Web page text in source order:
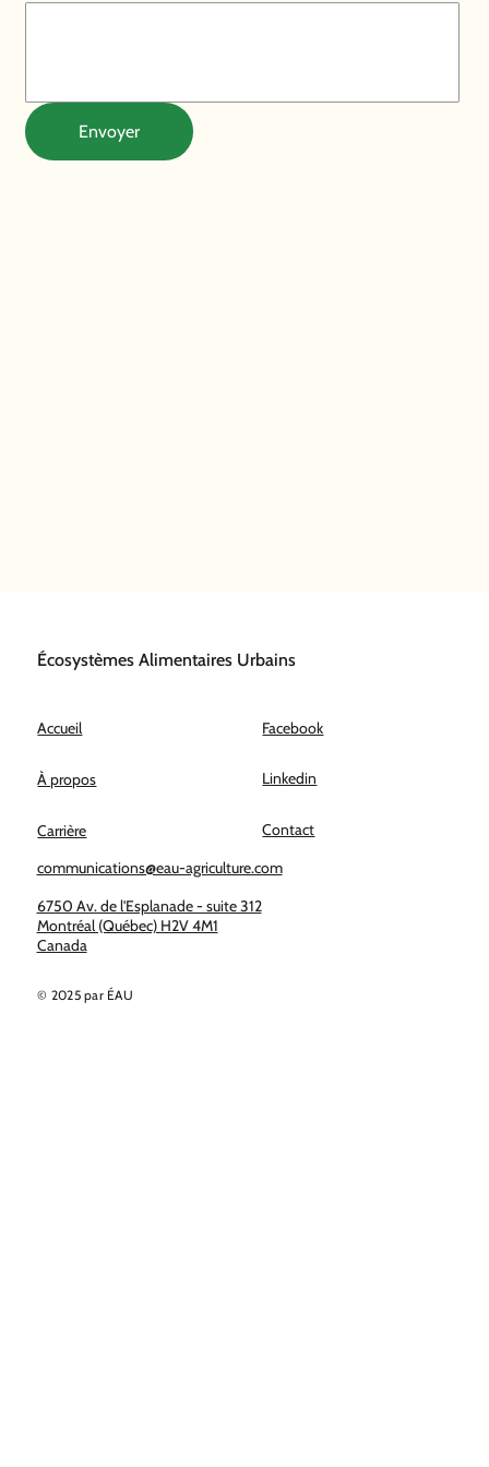
Envoyer
Écosystèmes Alimentaires Urbains
Accueil
À propos
Carrière
Facebook
Linkedin
Contact
communications@eau-agriculture.com
6750 Av. de l'Esplanade - suite 312
Montréal (Québec) H2V 4M1
Canada
© 2025 par ÉAU